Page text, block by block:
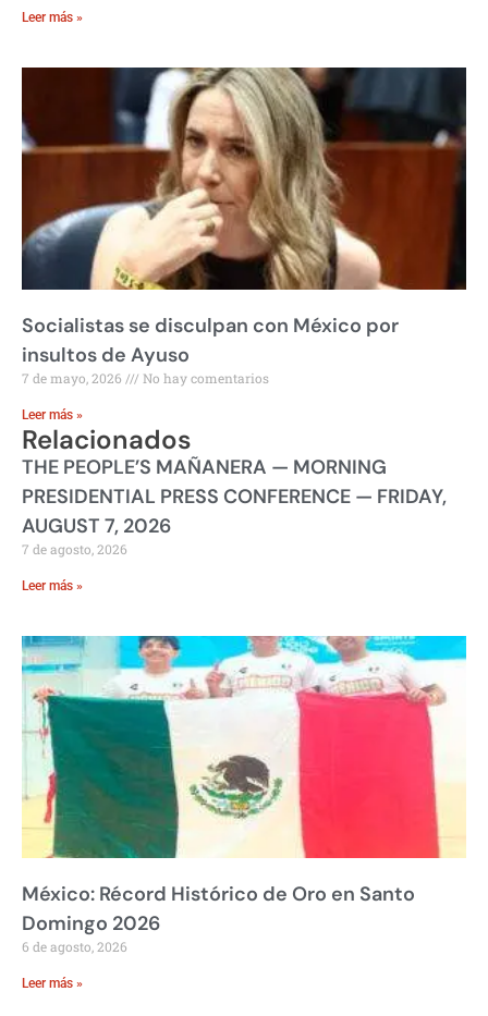
Leer más »
Socialistas se disculpan con México por
insultos de Ayuso
7 de mayo, 2026 No hay comentarios
Leer más »
Relacionados
THE PEOPLE’S MAÑANERA — MORNING
PRESIDENTIAL PRESS CONFERENCE — FRIDAY,
AUGUST 7, 2026
7 de agosto, 2026
Leer más »
México: Récord Histórico de Oro en Santo
Domingo 2026
6 de agosto, 2026
Leer más »